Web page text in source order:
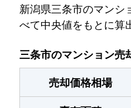
新潟県三条市のマンシ
べて中央値をもとに算
三条市のマンション売
売却価格相場